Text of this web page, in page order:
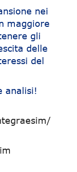
nei
maggiore
gli
delle
del
analisi!